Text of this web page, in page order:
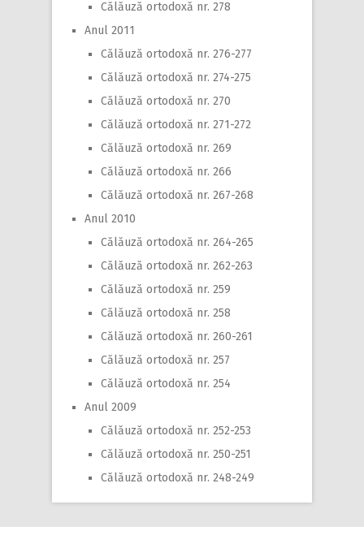
Călăuză ortodoxă nr. 278
Anul 2011
Călăuză ortodoxă nr. 276-277
Călăuză ortodoxă nr. 274-275
Călăuză ortodoxă nr. 270
Călăuză ortodoxă nr. 271-272
Călăuză ortodoxă nr. 269
Călăuză ortodoxă nr. 266
Călăuză ortodoxă nr. 267-268
Anul 2010
Călăuză ortodoxă nr. 264-265
Călăuză ortodoxă nr. 262-263
Călăuză ortodoxă nr. 259
Călăuză ortodoxă nr. 258
Călăuză ortodoxă nr. 260-261
Călăuză ortodoxă nr. 257
Călăuză ortodoxă nr. 254
Anul 2009
Călăuză ortodoxă nr. 252-253
Călăuză ortodoxă nr. 250-251
Călăuză ortodoxă nr. 248-249